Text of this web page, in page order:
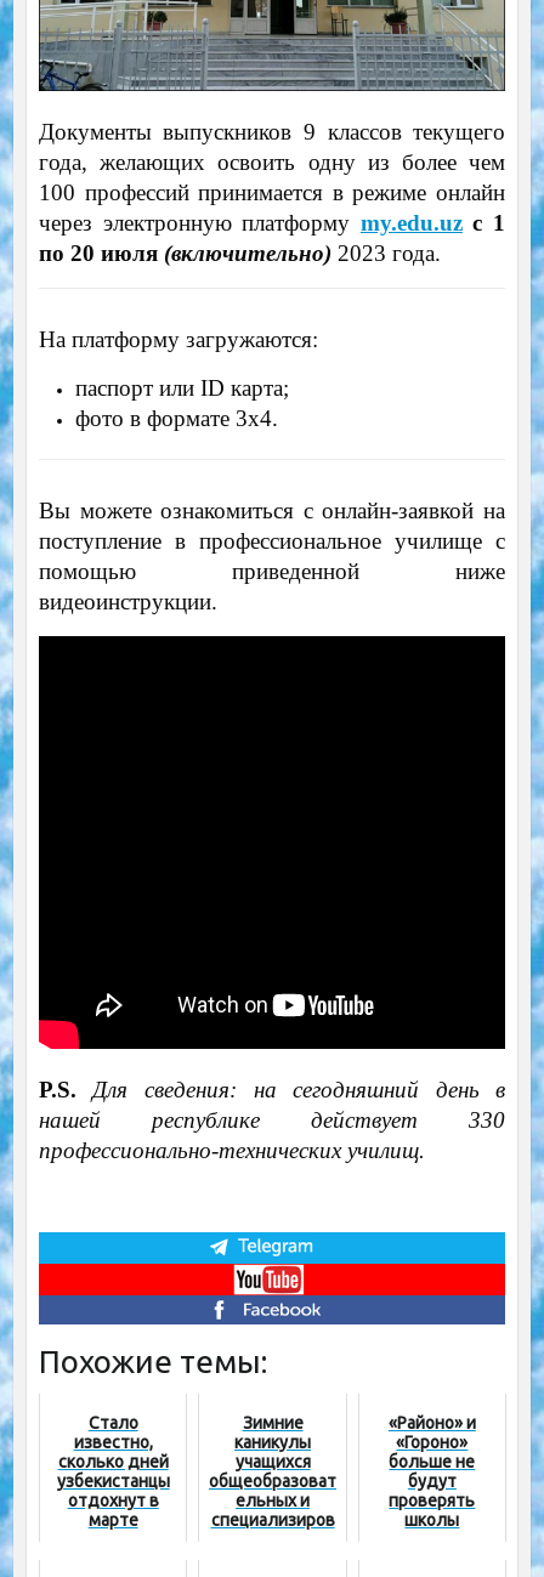
Документы выпускников 9 классов текущего
года, желающих освоить одну из более чем
100 профессий принимается в режиме онлайн
через электронную платформу my.edu.uz с 1
по 20 июля (включительно) 2023 года.
На платформу загружаются:
паспорт или ID карта;
фото в формате 3х4.
Вы можете ознакомиться с онлайн-заявкой на
поступление в профессиональное училище с
помощью приведенной ниже
видеоинструкции.
P.S.
Для сведения: на сегодняшний день в
нашей республике действует 330
профессионально-технических училищ.
Похожие темы:
Стало
известно,
сколько дней
узбекистанцы
отдохнут в
марте
Зимние
каникулы
учащихся
общеобразоват
ельных и
специализиров
«Районо» и
«Гороно»
больше не
будут
проверять
школы